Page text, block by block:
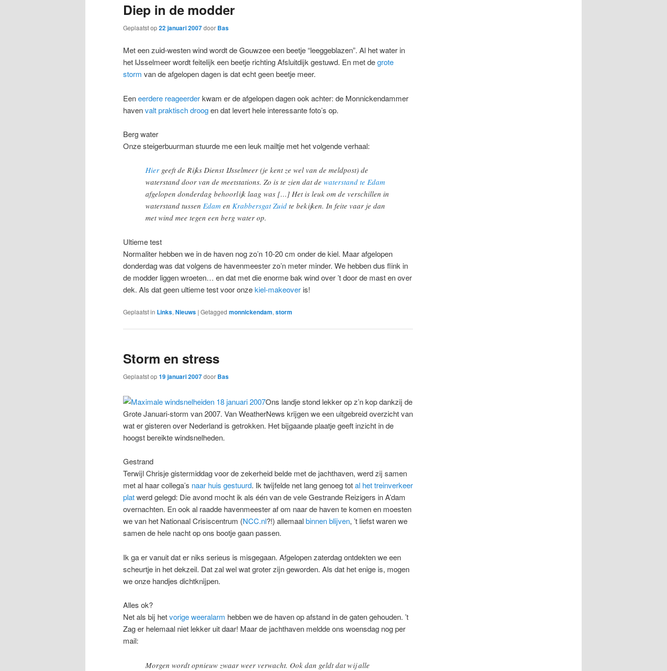
Diep in de modder
Geplaatst op22 januari 2007door Bas
Met een zuid-westen wind wordt de Gouwzee een beetje “leeggeblazen”. Al het water in
het IJsselmeer wordt feitelijk een beetje richting Afsluitdijk gestuwd. En met degrote
storm van de afgelopen dagen is dat echt geen beetje meer.
Eeneerdere reageerderkwam er de afgelopen dagen ook achter: de Monnickendammer
havenvalt praktisch droogen dat levert hele interessante foto’s op.
Berg water
Onze steigerbuurman stuurde me een leuk mailtje met het volgende verhaal:
Hier geeft de Rijks Dienst IJsselmeer (je kent ze wel van de meldpost) de
waterstand door van de meetstations. Zo is te zien dat de waterstand te Edam
afgelopen donderdag behoorlijk laag was […] Het is leuk om de verschillen in
waterstand tussen Edam en Krabbersgat Zuid te bekijken. In feite vaar je dan
met wind mee tegen een berg water op.
Ultieme test
Normaliter hebben we in de haven nog zo’n 10-20 cm onder de kiel. Maar afgelopen
donderdag was dat volgens de havenmeester zo’n meter minder. We hebben dus flink in
de modder liggen wroeten… en dat met die enorme bak wind over ’t door de mast en over
dek. Als dat geen ultieme test voor onzekiel-makeover is!
Geplaatst in Links, Nieuws | Getagged monnickendam, storm
Storm en stress
Geplaatst op19 januari 2007door Bas
Ons landje stond lekker op z’n kop dankzij de
Grote Januari-storm van 2007. Van WeatherNews krijgen we een uitgebreid overzicht van
wat er gisteren over Nederland is getrokken. Het bijgaande plaatje geeft inzicht in de
hoogst bereikte windsnelheden.
Gestrand
Terwijl Chrisje gistermiddag voor de zekerheid belde met de jachthaven, werd zij samen
met al haar collega’s naar huis gestuurd. Ik twijfelde net lang genoeg total het treinverkeer
platwerd gelegd: Die avond mocht ik als één van de vele Gestrande Reizigers in A’dam
overnachten. En ook al raadde havenmeester af om naar de haven te komen en moesten
we van het Nationaal Crisiscentrum (NCC.nl?!) allemaalbinnen blijven, ’t liefst waren we
samen de hele nacht op ons bootje gaan passen.
Ik ga er vanuit dat er niks serieus is misgegaan. Afgelopen zaterdag ontdekten we een
scheurtje in het dekzeil. Dat zal wel wat groter zijn geworden. Als dat het enige is, mogen
we onze handjes dichtknijpen.
Alles ok?
Net als bij hetvorige weeralarm hebben we de haven op afstand in de gaten gehouden. ’t
Zag er helemaal niet lekker uit daar! Maar de jachthaven meldde ons woensdag nog per
mail:
Morgen wordt opnieuw zwaar weer verwacht. Ook dan geldt dat wij alle